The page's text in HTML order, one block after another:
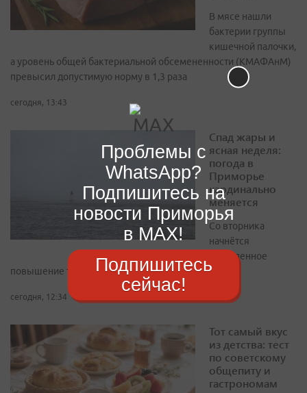
В мясе нашли
бактерии группы
кишечной палочки,
а уровень общей бактериальной обсемененности (КМАФАнМ)
превысил допустимую норму в 1,3 раза
сегодня, 13:43
Спад жары и
ясная неделя:
погода в
Приморье
кардинально
меняется
Со вторника
начнётся
постепенное
повышение температур
сегодня, 12:34
Тот самый вкус
из детства: тест
по советскому
общепиту и
гастрономам
Проблемы с
WhatsApp?
Подпишитесь на
новости Приморья
в MAX!
Подпишитесь
сейчас!